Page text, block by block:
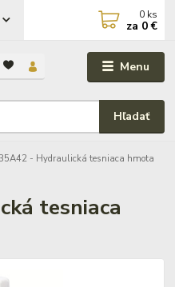
Menu
Hľadať
0 ks
za 0 €
35A42 - Hydraulická tesniaca hmota
tesniaca